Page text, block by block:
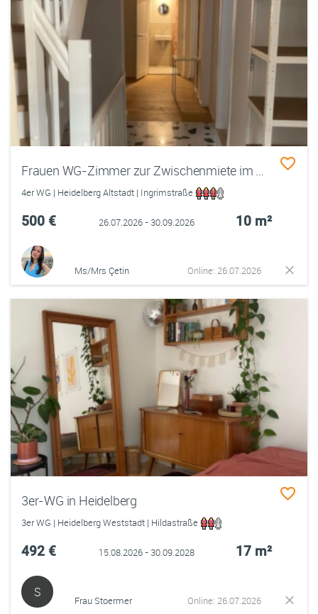
Frauen WG-Zimmer zur Zwischenmiete im Herzen der Altstadt
4er WG | Heidelberg Altstadt | Ingrimstraße
500 € 26.07.2026 - 30.09.2026 10 m²
Ms/Mrs Çetin Online: 26.07.2026
3er-WG in Heidelberg
3er WG | Heidelberg Weststadt | Hildastraße
492 € 15.08.2026 - 30.09.2028 17 m²
S
Frau Stoermer Online: 26.07.2026